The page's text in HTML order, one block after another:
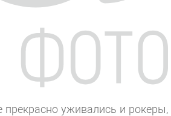
уживались и рокеры,